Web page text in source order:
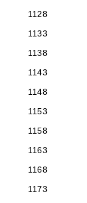
1128
1133
1138
1143
1148
1153
1158
1163
1168
1173